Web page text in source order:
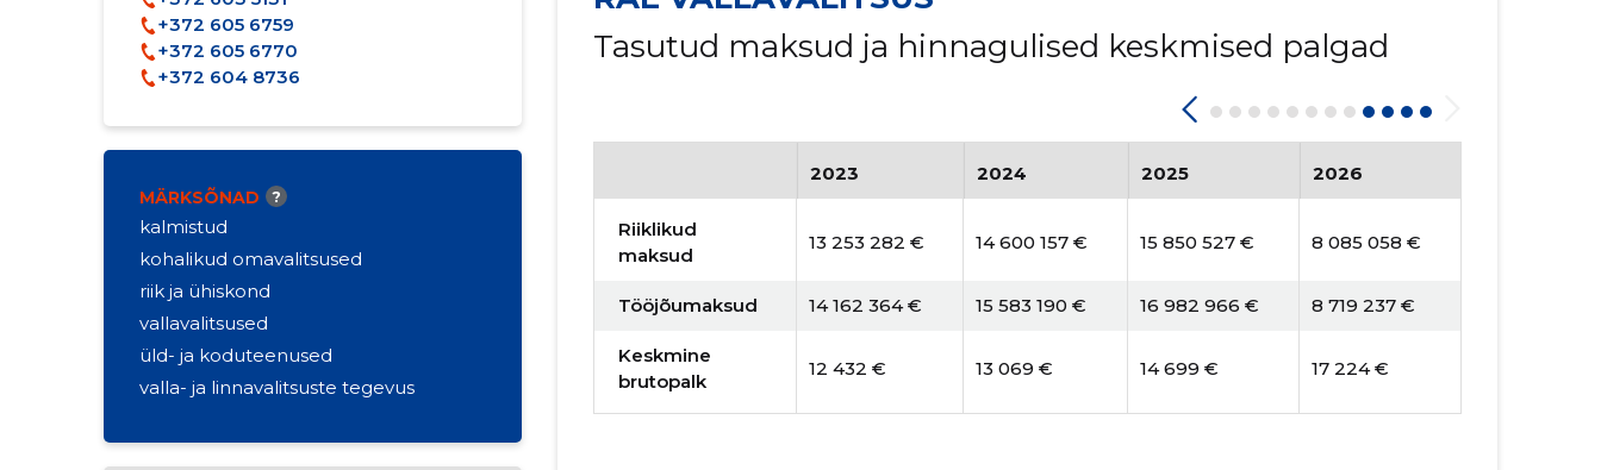
+372 605 6759
+372 605 6770
+372 604 8736
MÄRKSÕNAD ?
kalmistud
kohalikud omavalitsused
riik ja ühiskond
vallavalitsused
üld- ja koduteenused
valla- ja linnavalitsuste tegevus
Tasutud maksud ja hinnagulised keskmised palgad
2023 2024 2025 2026
Riiklikud
maksud
13 253 282 € 14 600 157 € 15 850 527 € 8 085 058 €
Tööjõumaksud 14 162 364 € 15 583 190 € 16 982 966 € 8 719 237 €
Keskmine
brutopalk
12 432 € 13 069 € 14 699 € 17 224 €